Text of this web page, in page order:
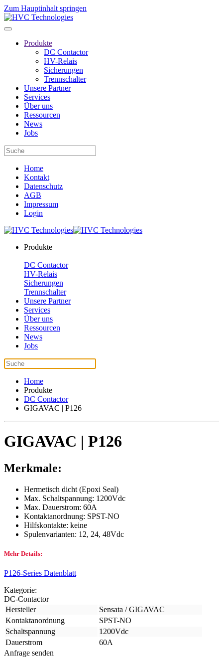
Zum Hauptinhalt springen
Produkte
DC Contactor
HV-Relais
Sicherungen
Trennschalter
Unsere Partner
Services
Über uns
Ressourcen
News
Jobs
Home
Kontakt
Datenschutz
AGB
Impressum
Login
Produkte
DC Contactor
HV-Relais
Sicherungen
Trennschalter
Unsere Partner
Services
Über uns
Ressourcen
News
Jobs
Home
Produkte
DC Contactor
GIGAVAC | P126
GIGAVAC | P126
Merkmale:
Hermetisch dicht (Epoxi Seal)
Max. Schaltspannung: 1200Vdc
Max. Dauerstrom: 60A
Kontaktanordnung: SPST-NO
Hilfskontakte: keine
Spulenvarianten: 12, 24, 48Vdc
Mehr Details:
P126-Series Datenblatt
Kategorie:
DC-Contactor
Hersteller
Sensata / GIGAVAC
Kontaktanordnung
SPST-NO
Schaltspannung
1200Vdc
Dauerstrom
60A
Anfrage senden